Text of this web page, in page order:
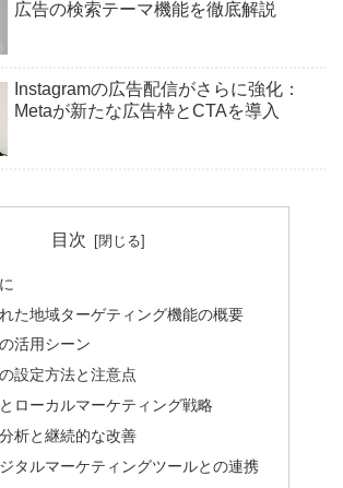
広告の検索テーマ機能を徹底解説
Instagramの広告配信がさらに強化：
Metaが新たな広告枠とCTAを導入
目次
た地域ターゲティング機能の概要
活用シーン
設定方法と注意点
ローカルマーケティング戦略
析と継続的な改善
タルマーケティングツールとの連携